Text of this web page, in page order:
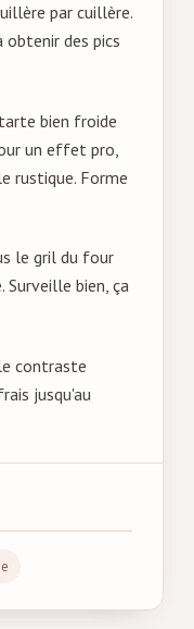
par cuillère.
des pics
bien froide
un effet pro,
rustique. Forme
le gril du four
Surveille bien, ça
contraste
jusqu'au